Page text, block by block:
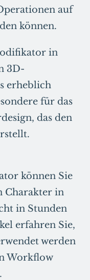
auf
können.
in
3D-
erheblich
für das
das den
können Sie
Charakter in
in Stunden
erfahren Sie,
werden
Workflow